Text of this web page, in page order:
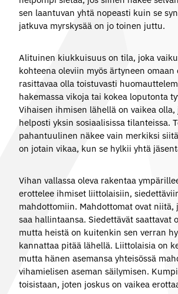
sen laantuvan yhtä nopeasti kuin se
jatkuva myrskysää on jo toinen juttu.
Alituinen kiukkuisuus on tila, joka
kohteena oleviin myös ärtyneen omaan
rasittavaa olla toistuvasti
hakemassa vikoja tai kokea loputonta
Vihaisen ihmisen lähellä on vaikea
helposti yksin sosiaalisissa tilanteissa.
pahantuulinen näkee vain merkiksi
on jotain vikaa, kun se hylkii yhtä
Vihan vallassa oleva rakentaa
erottelee ihmiset liittolaisiin,
mahdottomiin. Mahdottomat ovat niitä,
saa hallintaansa. Siedettävät saattavat
mutta heistä on kuitenkin sen verran
kannattaa pitää lähellä. Liittolaisia on
mutta hänen asemansa yhteisössä
vihamielisen aseman säilymisen.
toisistaan, joten joskus on vaikea